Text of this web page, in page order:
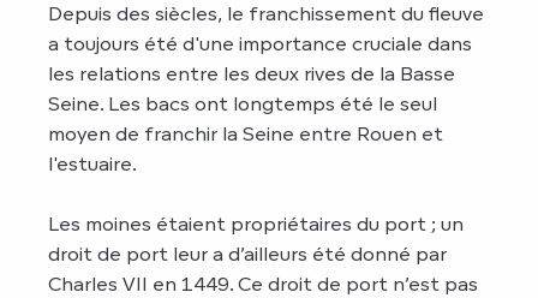
Depuis des siècles, le franchissement du fleuve
a toujours été d'une importance cruciale dans
les relations entre les deux rives de la Basse
Seine. Les bacs ont longtemps été le seul
moyen de franchir la Seine entre Rouen et
l'estuaire.
Les moines étaient propriétaires du port ; un
droit de port leur a d’ailleurs été donné par
Charles VII en 1449. Ce droit de port n’est pas